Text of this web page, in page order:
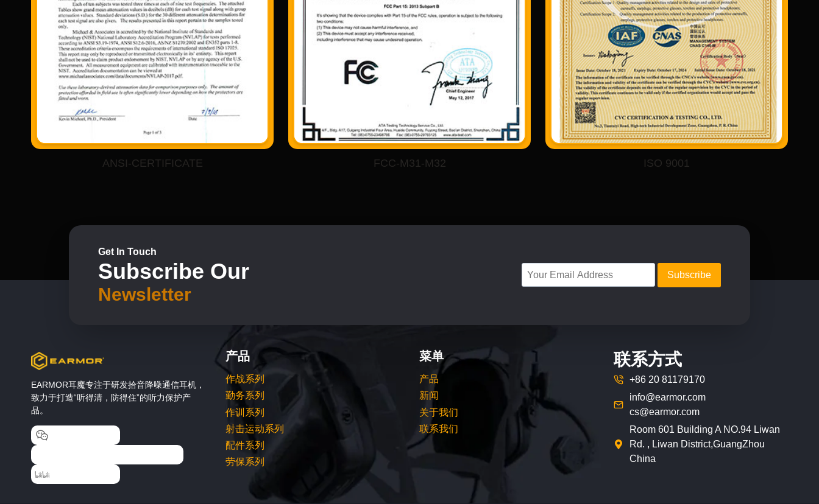
ANSI-CERTIFICATE FCC-M31-M32 ISO 9001
Get In Touch
Subscribe Our
Newsletter
EARMOR耳魔专注于研发拾音降噪通信耳机，
致力于打造“听得清，防得住”的听力保护产
品。
产品
作战系列
勤务系列
作训系列
射击运动系列
配件系列
劳保系列
菜单
产品
新闻
关于我们
联系我们
联系方式
+86 20 81179170
info@earmor.com
cs@earmor.com
Room 601 Building A NO.94 Liwan
Rd. , Liwan District,GuangZhou
China